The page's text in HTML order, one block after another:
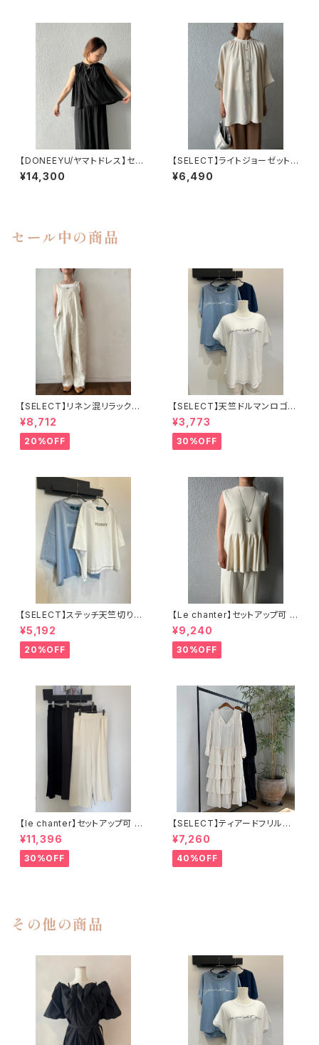
【DONEEYU/ヤマトドレス】セッ
トアップ可 ヴィンテージデシンノ
ースリーブブラウス
¥14,300
【SELECT】ライトジョーゼットド
ルマンスリーブシャツ
¥6,490
セール中の商品
【SELECT】リネン混リラックス
サロペット
¥8,712
20%OFF
【SELECT】天竺ドルマンロゴT
シャツ
¥3,773
30%OFF
【SELECT】ステッチ天竺切り替
えワイドロゴT
¥5,192
20%OFF
【Le chanter】セットアップ可 カ
ットジョーゼットペプラムトップス
¥9,240
30%OFF
【le chanter】セットアップ可 カ
ットジョーゼットセンタープレス
イージーパンツ
¥11,396
30%OFF
【SELECT】ティアードフリルロ
ングワンピース
¥7,260
40%OFF
その他の商品